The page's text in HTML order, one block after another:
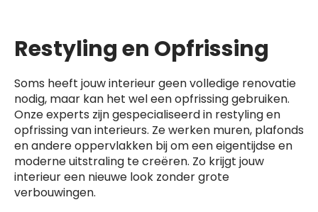
Restyling en Opfrissing
Soms heeft jouw interieur geen volledige renovatie
nodig, maar kan het wel een opfrissing gebruiken.
Onze experts zijn gespecialiseerd in restyling en
opfrissing van interieurs. Ze werken muren, plafonds
en andere oppervlakken bij om een eigentijdse en
moderne uitstraling te creëren. Zo krijgt jouw
interieur een nieuwe look zonder grote
verbouwingen.